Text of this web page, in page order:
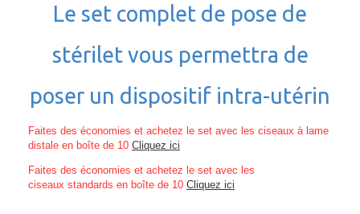
Le set complet de pose de
stérilet vous permettra de
poser un dispositif intra-utérin
Faites des économies et achetez le set avec les ciseaux à lame
distale en boîte de 10 Cliquez ici
Faites des économies et achetez le set avec les
ciseaux standards en boîte de 10 Cliquez ici